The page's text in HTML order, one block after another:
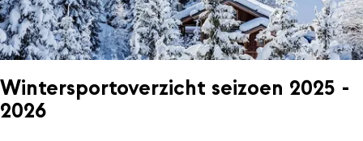
Wintersportoverzicht seizoen 2025 -
2026